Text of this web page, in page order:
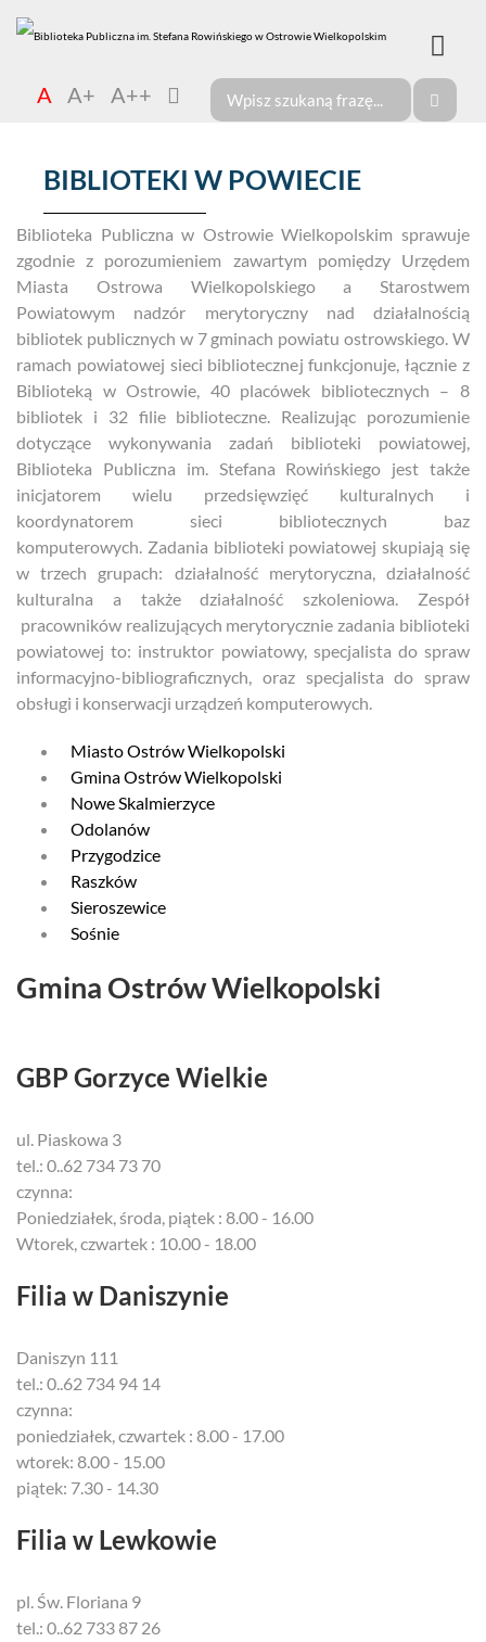
A A+ A++
BIBLIOTEKI W POWIECIE
Biblioteka Publiczna w Ostrowie Wielkopolskim sprawuje
zgodnie z porozumieniem zawartym pomiędzy Urzędem
Miasta Ostrowa Wielkopolskiego a Starostwem
Powiatowym nadzór merytoryczny nad działalnością
bibliotek publicznych w 7 gminach powiatu ostrowskiego. W
ramach powiatowej sieci bibliotecznej funkcjonuje, łącznie z
Biblioteką w Ostrowie, 40 placówek bibliotecznych – 8
bibliotek i 32 filie biblioteczne. Realizując porozumienie
dotyczące wykonywania zadań biblioteki powiatowej,
Biblioteka Publiczna im. Stefana Rowińskiego jest także
inicjatorem wielu przedsięwzięć kulturalnych i
koordynatorem sieci bibliotecznych baz
komputerowych. Zadania biblioteki powiatowej skupiają się
w trzech grupach: działalność merytoryczna, działalność
kulturalna a także działalność szkoleniowa. Zespół
pracowników realizujących merytorycznie zadania biblioteki
powiatowej to: instruktor powiatowy, specjalista do spraw
informacyjno-bibliograficznych, oraz specjalista do spraw
obsługi i konserwacji urządzeń komputerowych.
Miasto Ostrów Wielkopolski
Gmina Ostrów Wielkopolski
Nowe Skalmierzyce
Odolanów
Przygodzice
Raszków
Sieroszewice
Sośnie
Gmina Ostrów Wielkopolski
GBP Gorzyce Wielkie
ul. Piaskowa 3
tel.: 0..62 734 73 70
czynna:
Poniedziałek, środa, piątek : 8.00 - 16.00
Wtorek, czwartek : 10.00 - 18.00
Filia w Daniszynie
Daniszyn 111
tel.: 0..62 734 94 14
czynna:
poniedziałek, czwartek : 8.00 - 17.00
wtorek: 8.00 - 15.00
piątek: 7.30 - 14.30
Filia w Lewkowie
pl. Św. Floriana 9
tel.: 0..62 733 87 26